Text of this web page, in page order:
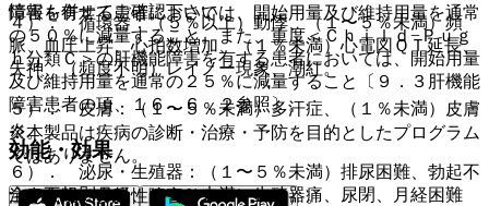
４）． 循環器：（５％以上）動悸、（１〜５％未満）頻
脈、血圧上昇、心拍数増加、（１％未満）心電図ＱＴ延長、
失神、（頻度不明）レイノー現象、潮紅。
５）． 皮膚：（１〜５％未満）多汗症、（１％未満）皮膚
炎。
６）． 泌尿・生殖器：（１〜５％未満）排尿困難、勃起不
全、不規則月経、（１％未満）生殖器痛、尿閉、月経困難
障害を有する患者においては、開始用量及び維持用量を通常
の５０％に減量すること。また、重度＜Ｃｈｉｌｄ−Ｐｕｇ
ｈ分類Ｃ＞の肝機能障害を有する患者においては、開始用量
及び維持用量を通常の２５％に減量すること〔９．３肝機能
障害患者の項、１６．６．２参照〕。
効能・効果
注意欠陥／多動性障害（ＡＤ／ＨＤ）。
情報も併せてご確認下さい。
※本製品は疾病の診断・治療・予防を目的としたプログラム
ではありません。